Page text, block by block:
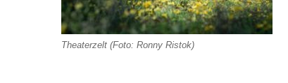
Theaterzelt (Foto: Ronny Ristok)